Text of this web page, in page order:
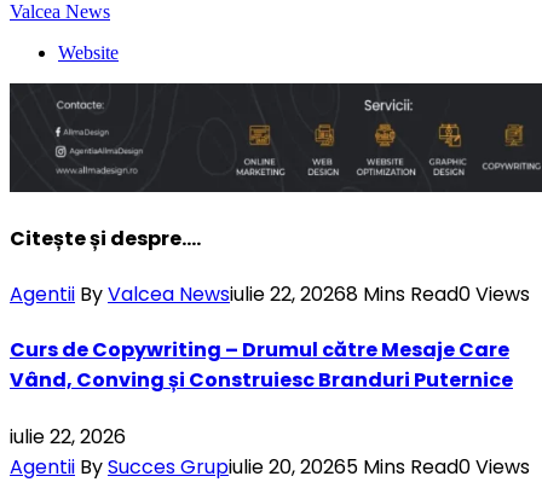
Valcea News
Website
Citește și despre....
Agentii ByValcea Newsiulie 22, 20268 Mins Read0Views
Curs de Copywriting – Drumul către Mesaje Care
Vând, Conving și Construiesc Branduri Puternice
iulie 22, 2026
Agentii BySucces Grupiulie 20, 20265 Mins Read0Views